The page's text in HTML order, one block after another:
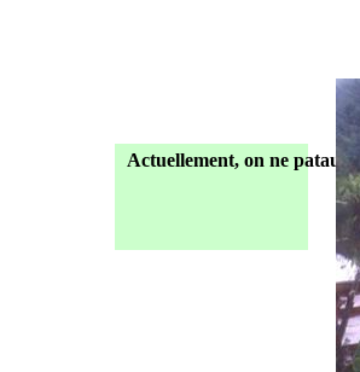
Actuellement, on ne